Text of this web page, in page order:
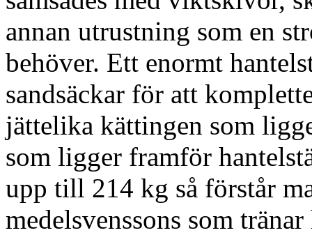
annan utrustning som en
behöver. Ett enormt
sandsäckar för att
jättelika kättingen som
som ligger framför
upp till 214 kg så förstår
medelsvenssons som